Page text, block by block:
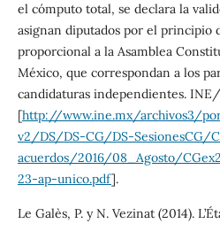
el cómputo total, se declara la
asignan diputados por el principio
proporcional a la Asamblea
México, que correspondan a los
candidaturas independientes.
[http://www.ine.mx/archivos3/
v2/DS/DS-CG/DS-SesionesCG/
acuerdos/2016/08_Agosto/
23-ap-unico.pdf].
Le Galès, P. y N. Vezinat (2014).